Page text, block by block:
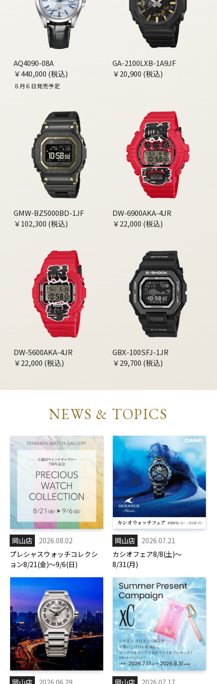
AQ4090-08A
￥440,000 (税込)
８月６日発売予定
GA-2100LXB-1A9JF
￥20,900 (税込)
GMW-BZ5000BD-1JF
￥102,300 (税込)
DW-6900AKA-4JR
￥22,000 (税込)
DW-5600AKA-4JR
￥22,000 (税込)
GBX-100SFJ-1JR
￥29,700 (税込)
NEWS & TOPICS
岡山店
2026.08.02
プレシャスウォッチコレクシ
ョン8/21(金)～9/6(日)
岡山店
2026.07.21
カシオフェア8/8(土)～
8/31(月)
岡山店 2026.06.29 岡山店 2026.07.17